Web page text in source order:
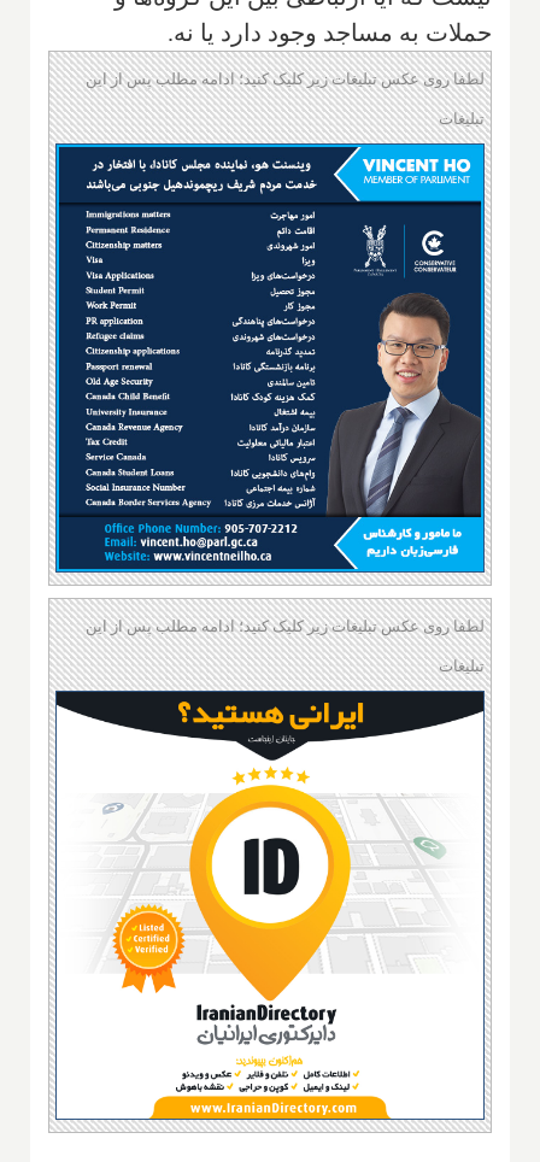
حملات به مساجد وجود دارد یا نه.
لطفا روی عکس تبلیغات زیر کلیک کنید؛ ادامه مطلب پس از این
تبلیغات
لطفا روی عکس تبلیغات زیر کلیک کنید؛ ادامه مطلب پس از این
تبلیغات